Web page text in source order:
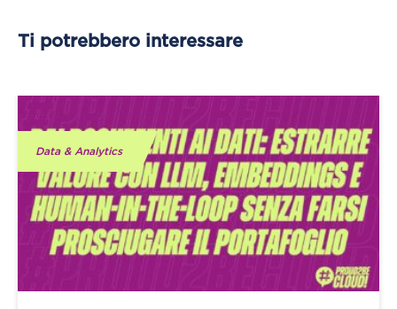
Ti potrebbero interessare
Data & Analytics